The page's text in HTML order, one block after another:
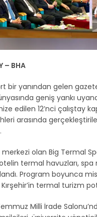
– BHA
bir yanından gelen
geniş yankı
edilen 12’nci çalıştay
arasında
olan Big Termal
otelin termal havuzları,
Program boyunca
Kırşehir’in termal turizm
Milli İrade